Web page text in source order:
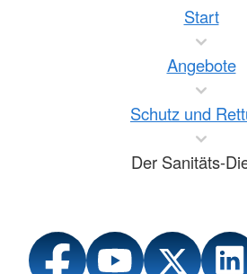
Start
Angebote
Schutz und
Der Sanitäts-